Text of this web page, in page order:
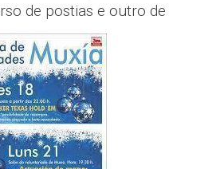
de postias e outro de